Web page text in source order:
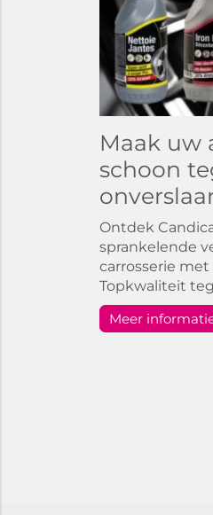
Maak uw
schoon
Ontdek
sprankelende
carrosserie
Topkwaliteit
Meer